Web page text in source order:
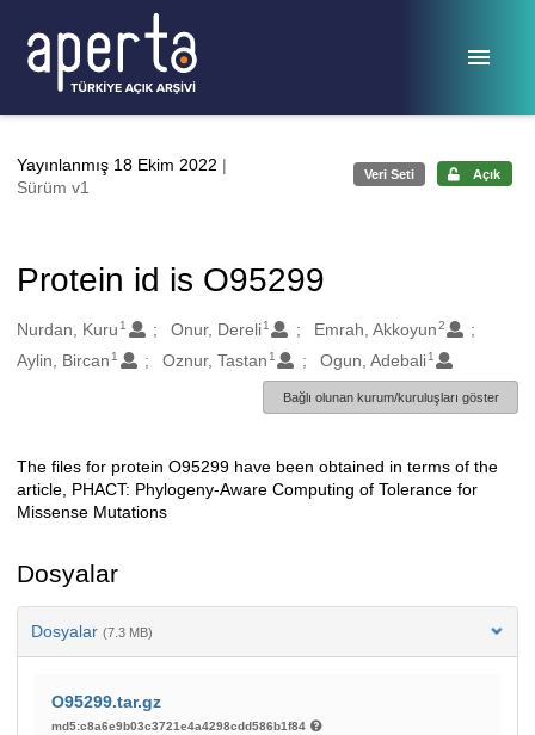
Yayınlanmış 18 Ekim 2022 |
Sürüm v1
Veri Seti Açık
Protein id is O95299
Oluşturanlar
Nurdan, Kuru 1 Onur, Dereli 1 Emrah, Akkoyun2
Aylin, Bircan 1 Oznur, Tastan 1 Ogun, Adebali 1
Bağlı olunan kurum/kuruluşları göster
Açıklama
The files for protein O95299 have been obtained in terms of the
article, PHACT: Phylogeny-Aware Computing of Tolerance for
Missense Mutations
Dosyalar
Dosyalar (7.3 MB)
O95299.tar.gz
md5:c8a6e9b03c3721e4a4298cdd586b1f84